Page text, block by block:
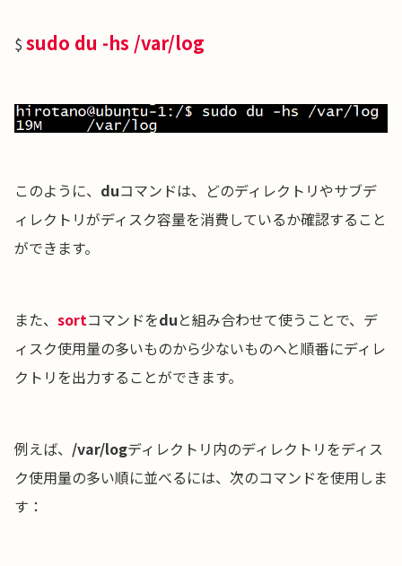
$ sudo du -hs /var/log
このように、 duコマンドは、どのディレクトリやサブデ
ィレクトリがディスク容量を消費しているか確認すること
ができます。
また、 sortコマンドをduと組み合わせて使うことで、デ
ィスク使用量の多いものから少ないものへと順番にディレ
クトリを出力することができます。
例えば、 /var/logディレクトリ内のディレクトリをディス
ク使用量の多い順に並べるには、次のコマンドを使用しま
す：